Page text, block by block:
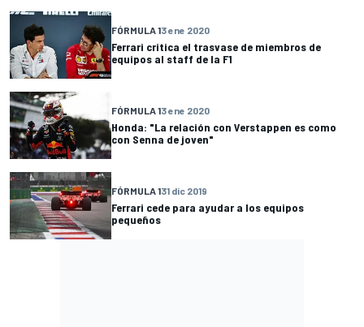
FÓRMULA 13 ene 2020
Ferrari critica el trasvase de miembros de
equipos al staff de la F1
FÓRMULA 13 ene 2020
Honda: "La relación con Verstappen es como
con Senna de joven"
FÓRMULA 131 dic 2019
Ferrari cede para ayudar a los equipos
pequeños